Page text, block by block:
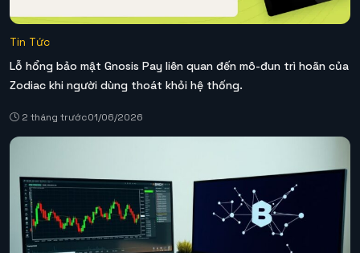
Tin Tức
Lỗ hổng bảo mật Gnosis Pay liên quan đến mô-đun trì hoãn của
Zodiac khi người dùng thoát khỏi hệ thống.
2 tháng trước01/06/2026